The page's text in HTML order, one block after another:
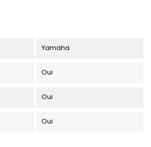
Yamaha
Oui
Oui
Oui